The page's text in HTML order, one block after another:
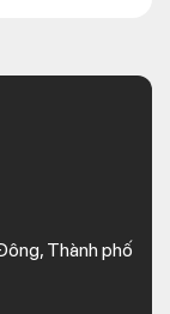
Thành phố